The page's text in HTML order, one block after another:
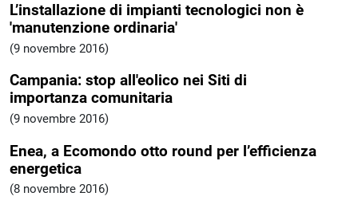
L’installazione di impianti tecnologici non è
'manutenzione ordinaria'
(9 novembre 2016)
Campania: stop all'eolico nei Siti di
importanza comunitaria
(9 novembre 2016)
Enea, a Ecomondo otto round per l’efficienza
energetica
(8 novembre 2016)